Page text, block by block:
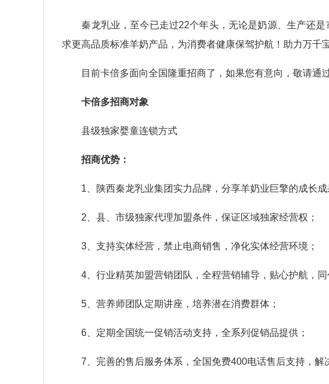
秦龙乳业，至今已走过22个年头，无论是奶源、生产还是
求更高品质标准羊奶产品，为消费者健康保驾护航！助力万千
目前卡倍多面向全国隆重招商了，如果您有意向，敬请通过
卡倍多招商对象
县级独家婴童连锁方式
招商优势：
1、陕西秦龙乳业集团实力品牌，分享羊奶业巨擎的成长成
2、县、市级独家代理加盟条件，保证区域独家经营权；
3、支持实体经营，禁止电商销售，净化实体经营环境；
4、行业精英加盟营销团队，全程营销辅导，贴心护航，同
5、营养师团队定期讲座，培养潜在消费群体；
6、定期全国统一促销活动支持，全系列促销品提供；
7、完善的售后服务体系，全国免费400电话售后支持，解